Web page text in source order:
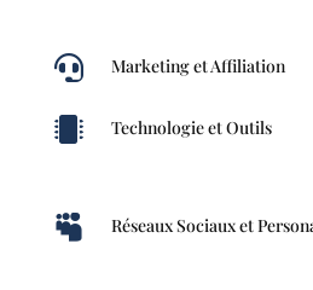
 Marketing et Affiliation
 Technologie et Outils
 Réseaux Sociaux et